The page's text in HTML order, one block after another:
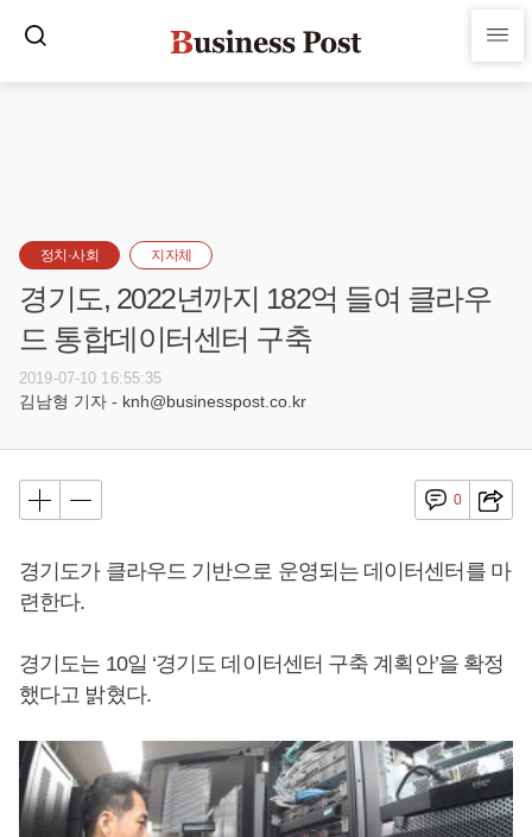
정치·사회 지자체
경기도, 2022년까지 182억 들여 클라우
드 통합데이터센터 구축
2019-07-10 16:55:35
김남형 기자 - knh@businesspost.co.kr
0
경기도가 클라우드 기반으로 운영되는 데이터센터를 마
련한다.
경기도는 10일 ‘경기도 데이터센터 구축 계획안’을 확정
했다고 밝혔다.